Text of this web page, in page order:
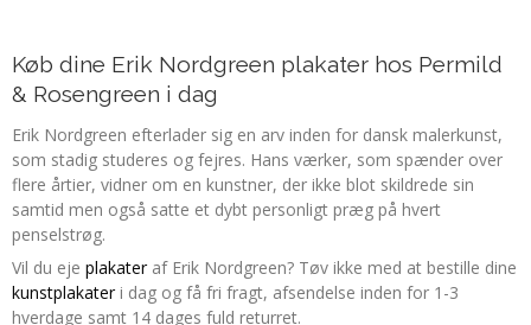
Køb dine Erik Nordgreen plakater hos Permild
& Rosengreen i dag
Erik Nordgreen efterlader sig en arv inden for dansk malerkunst,
som stadig studeres og fejres. Hans værker, som spænder over
flere årtier, vidner om en kunstner, der ikke blot skildrede sin
samtid men også satte et dybt personligt præg på hvert
penselstrøg.
Vil du eje plakateraf Erik Nordgreen? Tøv ikke med at bestille dine
kunstplakateri dag og få fri fragt, afsendelse inden for 1-3
hverdage samt 14 dages fuld returret.